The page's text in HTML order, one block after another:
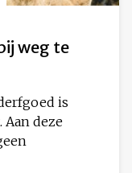
weg te
is
deze